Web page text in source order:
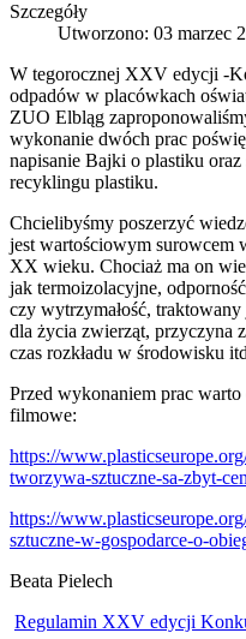
Szczegóły
Utworzono: 03 marzec
W tegorocznej XXV edycji -
odpadów w placówkach
ZUO Elbląg
wykonanie dwóch prac
napisanie Bajki o plastiku
recyklingu plastiku.
Chcielibyśmy poszerzyć
jest wartościowym surowcem
XX wieku. Chociaż ma on
jak termoizolacyjne,
czy wytrzymałość, traktowany
dla życia zwierząt, przyczyna
czas rozkładu w środowisku
Przed wykonaniem prac warto
filmowe:
https://
tworzywa-sztuczne-sa-zbyt-
https://
sztuczne-w-gospodarce-o-
Beata Pielech
Regulamin XXV edycji